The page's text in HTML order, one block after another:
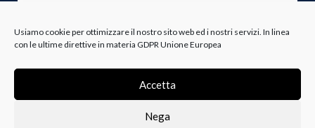
Usiamo cookie per ottimizzare il nostro sito web ed i nostri servizi. In linea
con le ultime direttive in materia GDPR Unione Europea
Accetta
Nega
Spedizioni